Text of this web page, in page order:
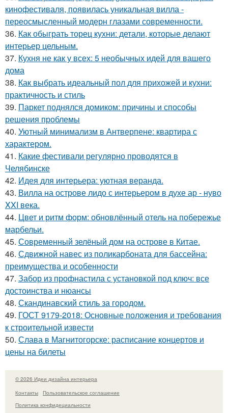
кинофестиваля, появилась уникальная вилла -
переосмысленный модерн глазами современности.
36. Как обыграть торец кухни: детали, которые делают
интерьер цельным.
37. Кухня не как у всех: 5 необычных идей для вашего
дома
38. Как выбрать идеальный пол для прихожей и кухни:
практичность и стиль
39. Паркет поднялся домиком: причины и способы
решения проблемы
40. Уютный минимализм в Антверпене: квартира с
характером.
41. Какие фестивали регулярно проводятся в
Челябинске
42. Идея для интерьера: уютная веранда.
43. Вилла на острове лидо с интерьером в духе ар - нуво
XXI века.
44. Цвет и ритм форм: обновлённый отель на побережье
марбельи.
45. Современный зелёный дом на острове в Китае.
46. Сдвижной навес из поликарбоната для бассейна:
преимущества и особенности
47. Забор из профнастила с установкой под ключ: все
достоинства и нюансы
48. Скандинавский стиль за городом.
49. ГОСТ 9179-2018: Основные положения и требования
к строительной извести
50. Слава в Магнитогорске: расписание концертов и
цены на билеты
© 2026 Идеи дизайна интерьера
Контакты
Пользовательское соглашение
Политика конфидециальности